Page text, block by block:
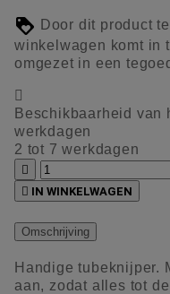
Door dit product
winkelwagen komt in
omgezet in een

Beschikbaarheid van
werkdagen
2 tot 7 werkdagen

 IN WINKELWAGEN
Omschrijving
Handige tubeknijper.
aan, zodat alles tot